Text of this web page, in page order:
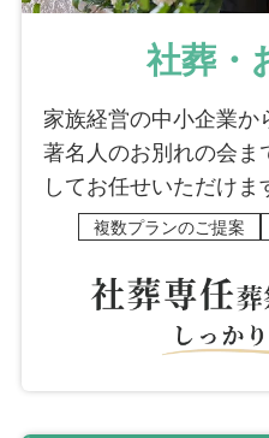
社葬・
家族経営の中小企業
著名人のお別れの会
してお任せいただけま
複数プランのご提案